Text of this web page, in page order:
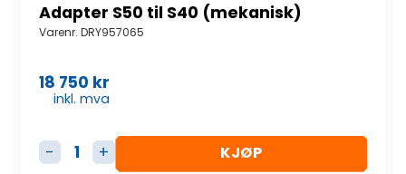
Adapter S50 til S40 (mekanisk)
Varenr. DRY957065
18 750 kr
inkl. mva
Adapter S50 til S40 (mekanisk) antall
KJØP